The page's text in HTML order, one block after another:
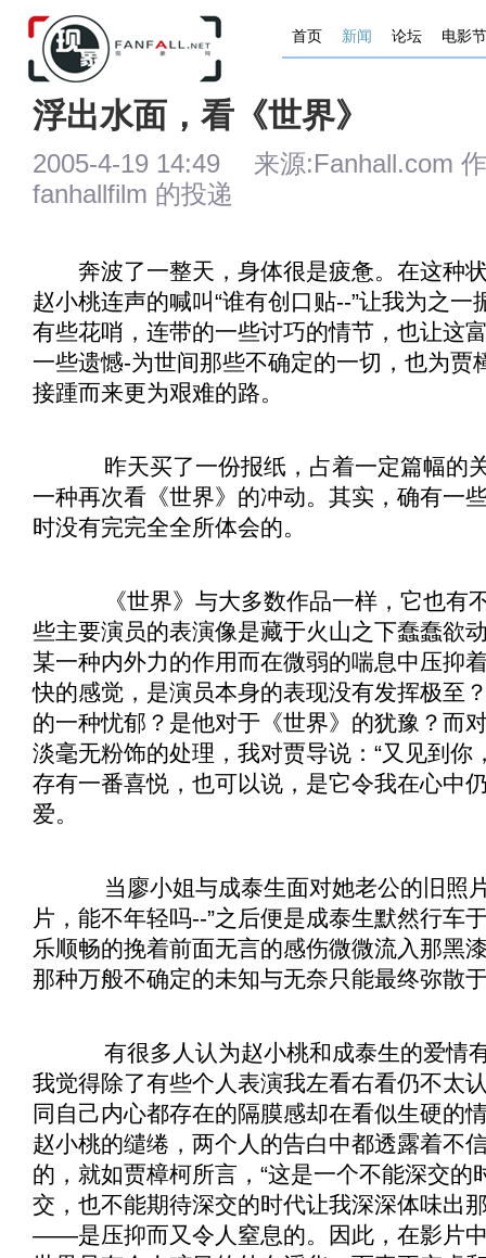
首页 新闻 论坛 电影节
浮出水面，看《世界》
2005-4-19 14:49 来源
fanhallfilm 的投递
奔波了一整天，身体很是疲惫。在这种
赵小桃连声的喊叫“谁有创口贴--”让我为之
有些花哨，连带的一些讨巧的情节，也让这
一些遗憾-为世间那些不确定的一切，也为贾
接踵而来更为艰难的路。
昨天买了一份报纸，占着一定篇幅的
一种再次看《世界》的冲动。其实，确有一
时没有完完全全所体会的。
《世界》与大多数作品一样，它也有
些主要演员的表演像是藏于火山之下蠢蠢欲
某一种内外力的作用而在微弱的喘息中压抑
快的感觉，是演员本身的表现没有发挥极至
的一种忧郁？是他对于《世界》的犹豫？而
淡毫无粉饰的处理，我对贾导说：“又见到你
存有一番喜悦，也可以说，是它令我在心中
爱。
当廖小姐与成泰生面对她老公的旧照片
片，能不年轻吗--”之后便是成泰生默然行车
乐顺畅的挽着前面无言的感伤微微流入那黑
那种万般不确定的未知与无奈只能最终弥散
有很多人认为赵小桃和成泰生的爱情
我觉得除了有些个人表演我左看右看仍不太
同自己内心都存在的隔膜感却在看似生硬的
赵小桃的缱绻，两个人的告白中都透露着
的，就如贾樟柯所言，“这是一个不能深交的
交，也不能期待深交的时代让我深深体味出
——是压抑而又令人窒息的。因此，在影片